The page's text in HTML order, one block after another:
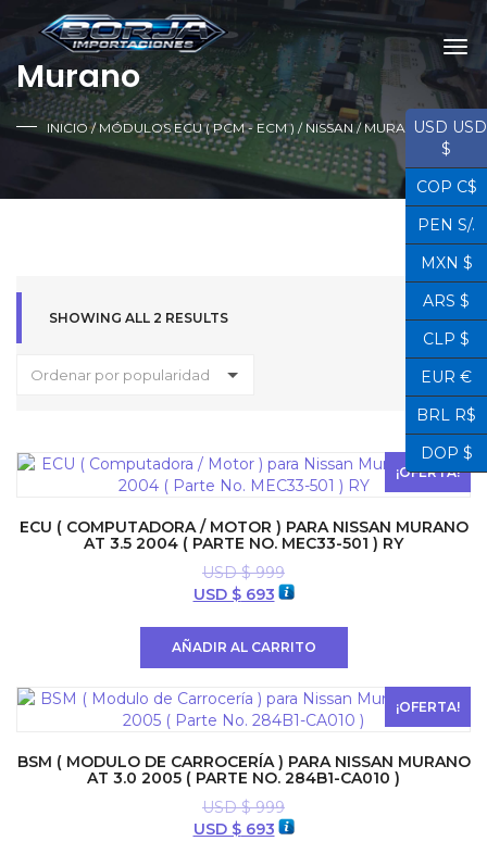
Murano
INICIO/MÓDULOS ECU ( PCM - ECM ) / NISSAN/ MURANO
SHOWING ALL 2 RESULTS
Ordenar por popularidad
¡OFERTA!
ECU ( COMPUTADORA / MOTOR ) PARA NISSAN MURANO
AT 3.5 2004 ( PARTE NO. MEC33-501 ) RY
USD $999
El
$ 999.
USD $693El
$ 693.
AÑADIR AL CARRITO
¡OFERTA!
BSM ( MODULO DE CARROCERÍA ) PARA NISSAN MURANO
AT 3.0 2005 ( PARTE NO. 284B1-CA010 )
USD $999
El
USD $693El
USD USD
$
COP C$
PEN S/.
MXN $
ARS $
CLP $
EUR €
BRL R$
DOP $